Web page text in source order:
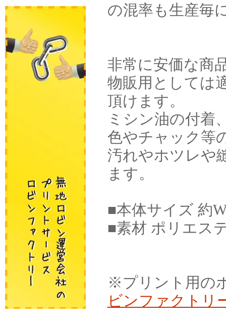
の混率も生産毎
非常に安価な商
物販用としては
頂けます。
ミシン油の付着
色やチャック等
汚れやホツレや
ます。
■本体サイズ 約
■素材 ポリエス
※プリント用の
ビンファクトリ